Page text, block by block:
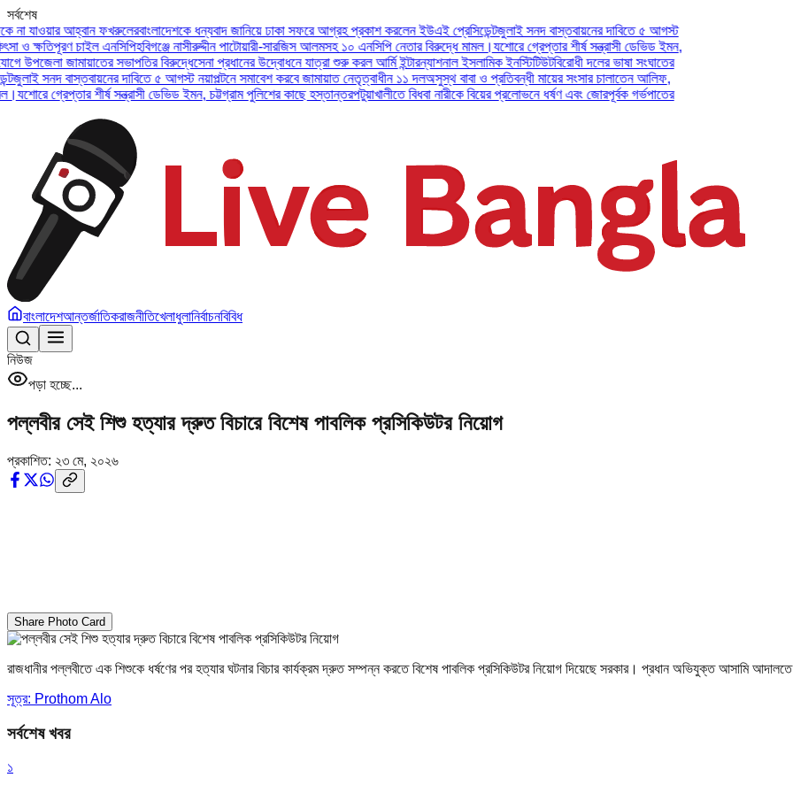
সর্বশেষ
আহ্বান ফখরুলেরবাংলাদেশকে ধন্যবাদ জানিয়ে ঢাকা সফরে আগ্রহ প্রকাশ করলেন ইউএই প্রেসিডেন্টজুলাই সনদ বাস্তবায়নের দাবিতে ৫ আগস্ট
চাইল এনসিপিহবিগঞ্জে নাসীরুদ্দীন পাটোয়ারী-সারজিস আলমসহ ১০ এনসিপি নেতার বিরুদ্ধে মামল।যশোরে গ্রেপ্তার শীর্ষ সন্ত্রাসী ডেভিড ইমন,
জামায়াতের সভাপতির বিরুদ্ধেসেনা প্রধানের উদ্বোধনে যাত্রা শুরু করল আর্মি ইন্টারন্যাশনাল ইসলামিক ইনস্টিটিউটবিরোধী দলের ভাষা সংঘাতের
বাস্তবায়নের দাবিতে ৫ আগস্ট নয়াপল্টনে সমাবেশ করবে জামায়াত নেতৃত্বাধীন ১১ দলঅসুস্থ বাবা ও প্রতিবন্ধী মায়ের সংসার চালাতেন আলিফ,
গ্রেপ্তার শীর্ষ সন্ত্রাসী ডেভিড ইমন, চট্টগ্রাম পুলিশের কাছে হস্তান্তরপটুয়াখালীতে বিধবা নারীকে বিয়ের প্রলোভনে ধর্ষণ এবং জোরপূর্বক গর্ভপাতের
বাংলাদেশআন্তর্জাতিকরাজনীতিখেলাধুলানির্বাচনবিবিধ
নিউজ
পড়া হচ্ছে...
পল্লবীর সেই শিশু হত্যার দ্রুত বিচারে বিশেষ পাবলিক প্রসিকিউটর নিয়োগ
প্রকাশিত: ২৩ মে, ২০২৬
Share Photo Card
রাজধানীর পল্লবীতে এক শিশুকে ধর্ষণের পর হত্যার ঘটনার বিচার কার্যক্রম দ্রুত সম্পন্ন করতে বিশেষ পাবলিক প্রসিকিউটর নিয়োগ দিয়েছে সরকার। প্রধান অভিযুক্ত আসামি
সূত্র: Prothom Alo
সর্বশেষ খবর
১